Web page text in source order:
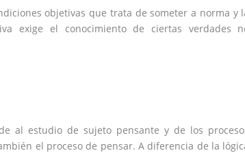
objetivas que trata de someter a norma y
exige el conocimiento de ciertas verdades
al estudio de sujeto pensante y de los
el proceso de pensar. A diferencia de la